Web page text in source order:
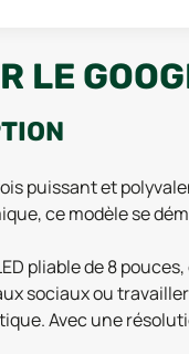
LE
puissant et
ce modèle se
pliable de 8
sociaux ou
Avec une